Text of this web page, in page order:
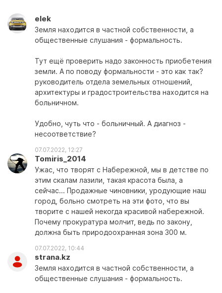
elek
Земля находится в частной собственности, а
общественные слушания - формальность.
Тут ещё проверить надо законность приобетения
земли. А по поводу формальности - это как так?
руководитель отдела земельных отношений,
архитектуры и градостроительства находится на
больничном.
Удобно, чуть что - больничный. А диагноз -
несоответствие?
07.07.2022, 12:27
Tomiris_2014
Ужас, что творят с Набережной, мы в детстве по
этим скалам лазили, такая красота была, а
сейчас... Продажные чиновники, уродующие наш
город, больно смотреть на эти фото, что вы
творите с нашей некогда красивой набережной.
Почему прокуратура молчит, ведь по закону,
должна быть природоохранная зона 300 м.
07.07.2022, 10:44
strana.kz
Земля находится в частной собственности, а
общественные слушания - формальность.